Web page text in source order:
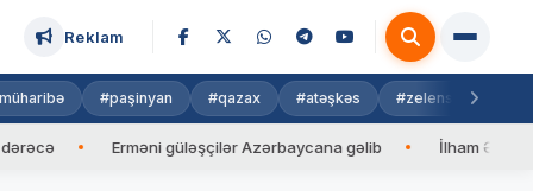
Reklam
#paşinyan #qazax #atəşkəs #zelenski
Erməni güləşçilər Azərbaycana gəlib İlham Əliyev Maldiv